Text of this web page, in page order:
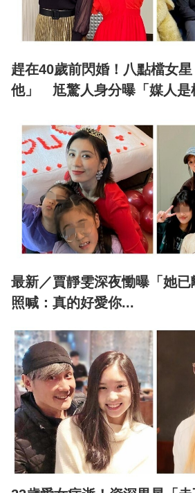
趕在40歲前閃婚！八點檔女
他」 尪驚人身分曝「媒人是
最新／賈靜雯深夜慟曝「她
照喊：真的好愛你...